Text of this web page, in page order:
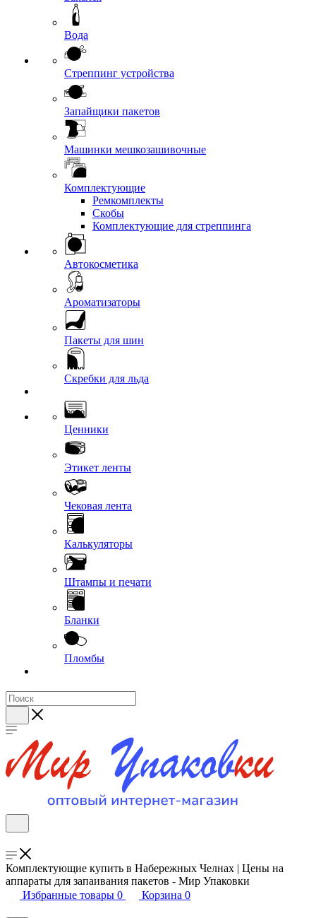
Вода
Стреппинг устройства
Запайщики пакетов
Машинки мешкозашивочные
Комплектующие
Ремкомплекты
Скобы
Комплектующие для стреппинга
Автокосметика
Ароматизаторы
Пакеты для шин
Скребки для льда
Ценники
Этикет ленты
Чековая лента
Калькуляторы
Штампы и печати
Бланки
Пломбы
Комплектующие купить в Набережных Челнах | Цены на
аппараты для запаивания пакетов - Мир Упаковки
Избранные товары 0 Корзина 0